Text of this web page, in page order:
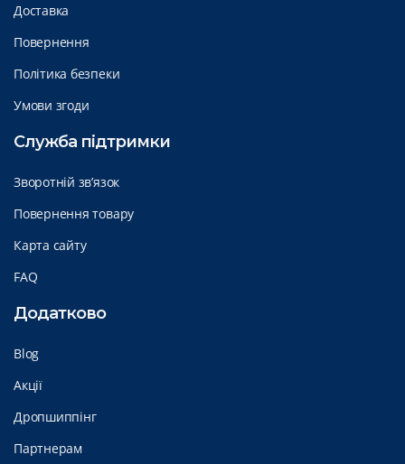
Доставка
Повернення
Політика безпеки
Умови згоди
Служба підтримки
Зворотній зв’язок
Повернення товару
Карта сайту
FAQ
Додатково
Blog
Акції
Дропшиппінг
Партнерам